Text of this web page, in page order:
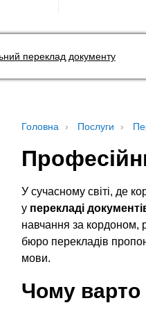
переклад документу
Головна Послуги
У сучасному світі, де
у перекладі
навчання за
бюро перекладів
мови.
Чому варто